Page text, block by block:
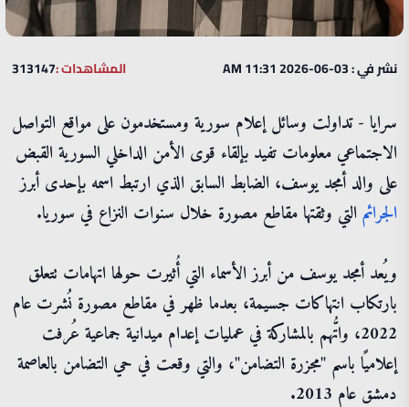
نشر في : 03-06-2026 11:31 AM المشاهدات :313147
سرايا - تداولت وسائل إعلام سورية ومستخدمون على مواقع التواصل
الاجتماعي معلومات تفيد بإلقاء قوى الأمن الداخلي السورية القبض
على والد أمجد يوسف، الضابط السابق الذي ارتبط اسمه بإحدى أبرز
الجرائم التي وثقتها مقاطع مصورة خلال سنوات النزاع في سوريا.
ويُعد أمجد يوسف من أبرز الأسماء التي أُثيرت حولها اتهامات تتعلق
بارتكاب انتهاكات جسيمة، بعدما ظهر في مقاطع مصورة نُشرت عام
2022، واتُّهم بالمشاركة في عمليات إعدام ميدانية جماعية عُرفت
إعلاميًا باسم "مجزرة التضامن"، والتي وقعت في حي التضامن بالعاصمة
دمشق عام 2013.